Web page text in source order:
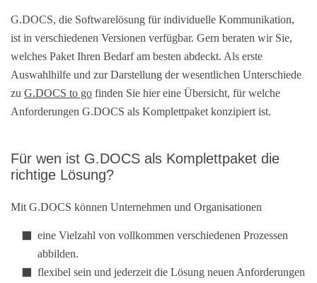
G.DOCS, die Softwarelösung für individuelle Kommunikation,
ist in verschiedenen Versionen verfügbar. Gern beraten wir Sie,
welches Paket Ihren Bedarf am besten abdeckt. Als erste
Auswahlhilfe und zur Darstellung der wesentlichen Unterschiede
zu G.DOCS to go finden Sie hier eine Übersicht, für welche
Anforderungen G.DOCS als Komplettpaket konzipiert ist.
Für wen ist G.DOCS als Komplettpaket die
richtige Lösung?
Mit G.DOCS können Unternehmen und Organisationen
eine Vielzahl von vollkommen verschiedenen Prozessen
abbilden.
flexibel sein und jederzeit die Lösung neuen Anforderungen